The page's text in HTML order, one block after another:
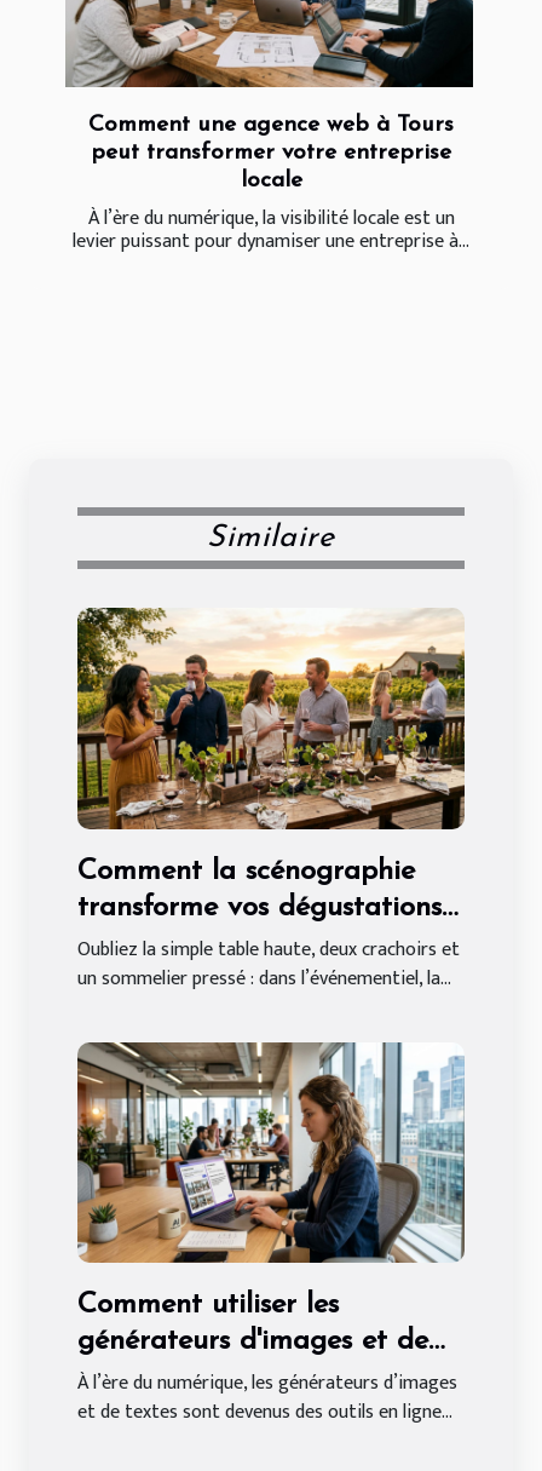
Comment une agence web à Tours
peut transformer votre entreprise
locale
À l’ère du numérique, la visibilité locale est un
levier puissant pour dynamiser une entreprise à...
Similaire
Comment la scénographie
transforme vos dégustations
de vin événementielles
Oubliez la simple table haute, deux crachoirs et
un sommelier pressé : dans l’événementiel, la...
Comment utiliser les
générateurs d'images et de
textes en ligne gratuitement
?
À l’ère du numérique, les générateurs d’images
et de textes sont devenus des outils en ligne...